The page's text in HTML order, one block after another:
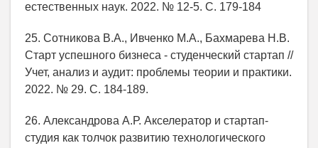
естественных наук. 2022. № 12-5. С. 179-184
25. Сотникова В.А., Ивченко М.А., Бахмарева Н.В.
Старт успешного бизнеса - студенческий стартап //
Учет, анализ и аудит: проблемы теории и практики.
2022. № 29. С. 184-189.
26. Александрова А.Р. Акселератор и стартап-
студия как толчок развитию технологического